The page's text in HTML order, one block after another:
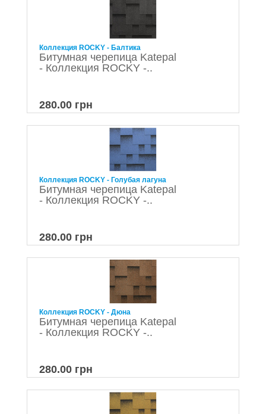
Коллекция ROCKY - Балтика
Битумная черепица Katepal
- Коллекция ROCKY -..
280.00 грн
Коллекция ROCKY - Голубая лагуна
Битумная черепица Katepal
- Коллекция ROCKY -..
280.00 грн
Коллекция ROCKY - Дюна
Битумная черепица Katepal
- Коллекция ROCKY -..
280.00 грн